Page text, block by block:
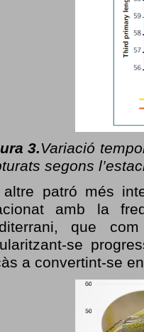
3.Variació
segons
altre patró més
amb la
que
se
a convertint-se